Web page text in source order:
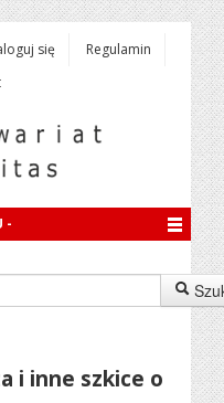
się
Regulamin
-
i inne szkice o